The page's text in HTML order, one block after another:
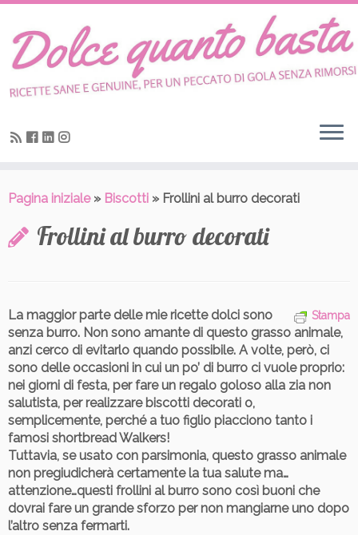
Skip
content
Pagina iniziale » Biscotti » Frollini al burro decorati
Frollini al burro decorati
Stampa
La maggior parte delle mie ricette dolci sono
senza burro. Non sono amante di questo grasso animale,
anzi cerco di evitarlo quando possibile. A volte, però, ci
sono delle occasioni in cui un po’ di burro ci vuole proprio:
nei giorni di festa, per fare un regalo goloso alla zia non
salutista, per realizzare biscotti decorati o,
semplicemente, perché a tuo figlio piacciono tanto i
famosi shortbread Walkers!
Tuttavia, se usato con parsimonia, questo grasso animale
non pregiudicherà certamente la tua salute ma…
attenzione…questi frollini al burro sono così buoni che
dovrai fare un grande sforzo per non mangiarne uno dopo
l’altro senza fermarti.